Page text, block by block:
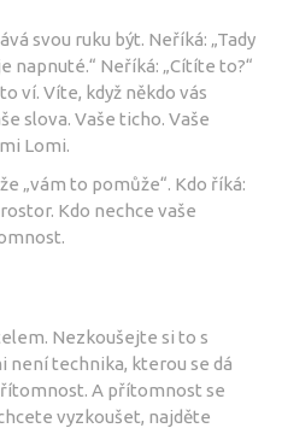
svou ruku být. Neříká: „Tady
napnuté.“ Neříká: „Cítíte to?“
ví. Víte, když někdo vás
slova. Vaše ticho. Vaše
Lomi.
„vám to pomůže“. Kdo říká:
Kdo nechce vaše
Nezkoušejte si to s
není technika, kterou se dá
A přítomnost se
vyzkoušet, najděte